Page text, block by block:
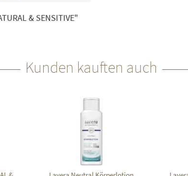
& SENSITIVE"
Kunden kauften auch